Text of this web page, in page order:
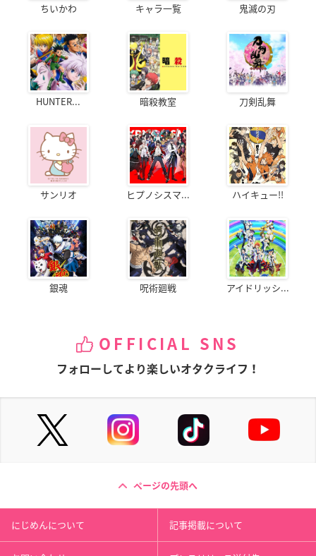
ちいかわ キャラ一覧 鬼滅の刃
HUNTER... 暗殺教室 刀剣乱舞
サンリオ ヒプノシスマ... ハイキュー!!
銀魂 呪術廻戦 アイドリッシ...
OFFICIAL SNS
フォローしてより楽しいオタクライフ！
ページの先頭へ
にじめんについて 記事掲載について